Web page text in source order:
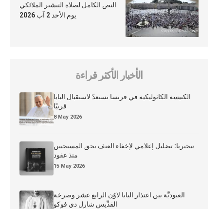
النص الكامل لصلاة التبشير الملائكي
يوم الأحد 2 آب 2026
الأخبار الأكثر قراءة
الكنيسة الكاثوليكية في فرنسا تستعدّ لاستقبال البابا
قريبًا
8 May 2026
نيجيريا: تضليل إعلامي لإخفاء العنف بحق المسيحيين
منذ عقود
15 May 2026
العبوديَّة بين اعتذار البابا لاوُن الرابع عشر وصرخة
القدِّيس شارل دي فوكو